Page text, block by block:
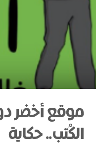
موقع أخضر
الكُتب.. حكاية